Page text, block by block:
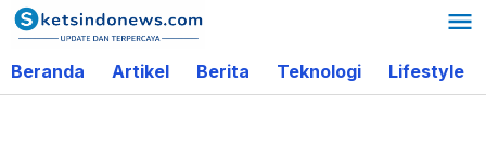
Lewati
ke
konten
Beranda Artikel Berita Teknologi Lifestyle